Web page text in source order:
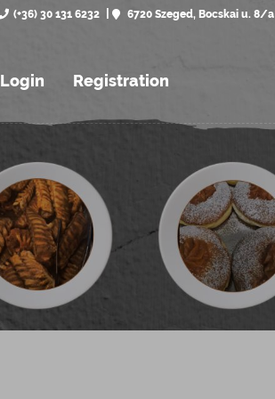
(+36) 30 131 6232 6720 Szeged, Bocskai u. 8/a
Login Registration